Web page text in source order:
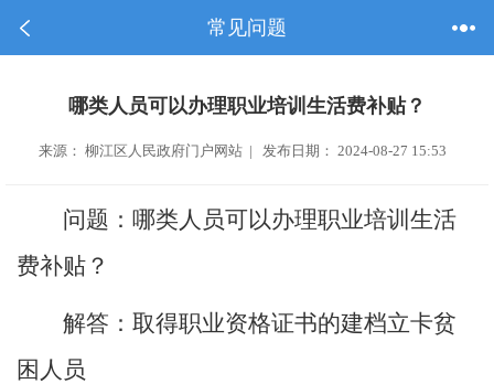
常见问题
哪类人员可以办理职业培训生活费补贴？
来源： 柳江区人民政府门户网站 | 发布日期： 2024-08-27 15:53
问题：哪类人员可以办理职业培训生活
费补贴？
解答：取得职业资格证书的建档立卡贫
困人员